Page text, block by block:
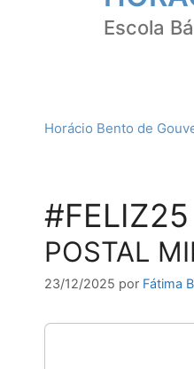
Escola
Horácio Bento de
#FELIZ25
POSTAL
23/12/2025 por Fátima